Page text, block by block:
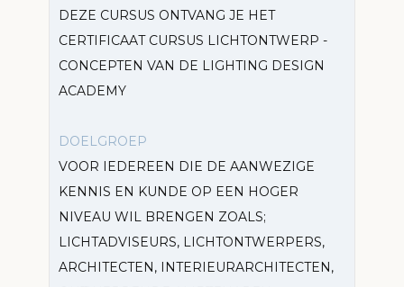
DEZE CURSUS ONTVANG JE HET
CERTIFICAAT CURSUS LICHTONTWERP -
CONCEPTEN VAN DE LIGHTING DESIGN
ACADEMY
DOELGROEP
VOOR IEDEREEN DIE DE AANWEZIGE
KENNIS EN KUNDE OP EEN HOGER
NIVEAU WIL BRENGEN ZOALS;
LICHTADVISEURS, LICHTONTWERPERS,
ARCHITECTEN, INTERIEURARCHITECTEN,